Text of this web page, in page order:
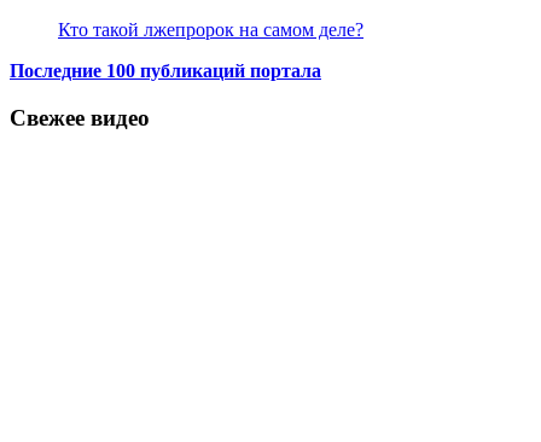
Кто такой лжепророк на самом деле?
Последние 100 публикаций портала
Свежее видео